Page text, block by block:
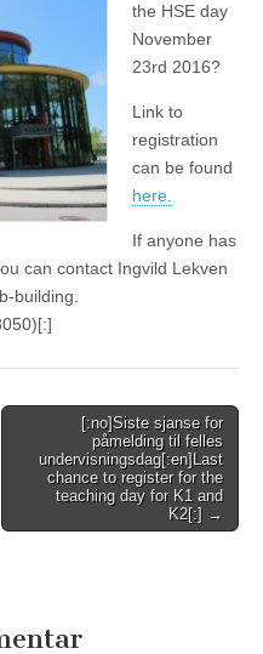
the HSE day
November
23rd 2016?
Link to
registration
can be found
here.
If anyone has
can contact Ingvild Lekven
building.
[:no]Siste sjanse for
påmelding til felles
undervisningsdag[:en]Last
chance to register for the
teaching day for K1 and
K2[:] →